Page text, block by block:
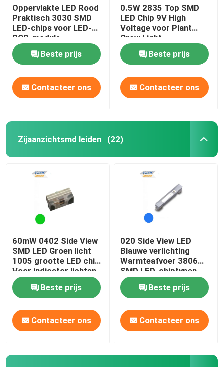
Oppervlakte LED Rood
Praktisch 3030 SMD
LED-chips voor LED-
PCB-module
Beste prijs
Contacteer ons
0.5W 2835 Top SMD
LED Chip 9V High
Voltage voor Plant
Grow Light
Beste prijs
Contacteer ons
Zijaanzichtsmd leiden (22)
60mW 0402 Side View
SMD LED Groen licht
1005 grootte LED chip
Voor indicator lichten
Beste prijs
Contacteer ons
020 Side View LED
Blauwe verlichting
Warmteafvoer 3806
SMD LED-chiptypen
Beste prijs
Contacteer ons